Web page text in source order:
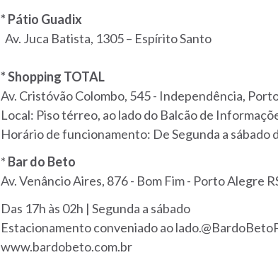
* Pátio Guadix
Av. Juca Batista, 1305 – Espírito Santo
* Shopping TOTAL
Av. Cristóvão Colombo, 545 - Independência,
Local: Piso térreo, ao lado do Balcão de
Horário de funcionamento: De Segunda a sábado
* Bar do Beto
Av. Venâncio Aires, 876 - Bom Fim - Porto Alegre
Das 17h às 02h | Segunda a sábado
Estacionamento conveniado ao
www.bardobeto.com.br